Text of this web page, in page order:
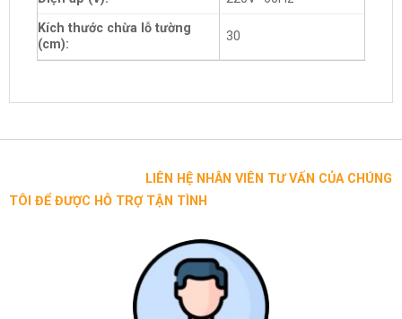
Kích thước chừa lỗ tường
(cm):
30
LIÊN HỆ NHÂN VIÊN TƯ VẤN CỦA CHÚNG
TÔI ĐỂ ĐƯỢC HỖ TRỢ TẬN TÌNH